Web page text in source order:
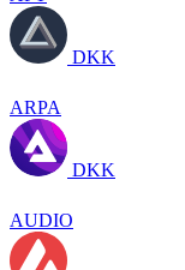
DKK
ARPA
DKK
AUDIO